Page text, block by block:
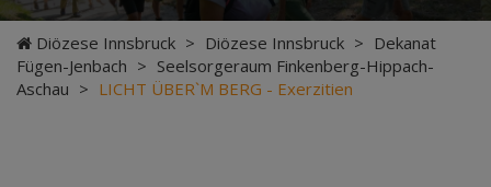
Diözese Innsbruck > Diözese Innsbruck > Dekanat
Fügen-Jenbach > Seelsorgeraum Finkenberg-Hippach-
Aschau > LICHT ÜBER`M BERG - Exerzitien